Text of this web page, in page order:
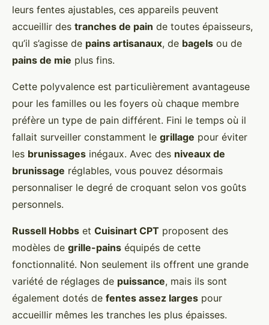
leurs fentes ajustables, ces appareils peuvent
accueillir des tranches de pain de toutes épaisseurs,
qu’il s’agisse de pains artisanaux, de bagels ou de
pains de mie plus fins.
Cette polyvalence est particulièrement avantageuse
pour les familles ou les foyers où chaque membre
préfère un type de pain différent. Fini le temps où il
fallait surveiller constamment le grillage pour éviter
les brunissages inégaux. Avec des niveaux de
brunissage réglables, vous pouvez désormais
personnaliser le degré de croquant selon vos goûts
personnels.
Russell Hobbs et Cuisinart CPT proposent des
modèles de grille-pains équipés de cette
fonctionnalité. Non seulement ils offrent une grande
variété de réglages de puissance, mais ils sont
également dotés de fentes assez larges pour
accueillir mêmes les tranches les plus épaisses.